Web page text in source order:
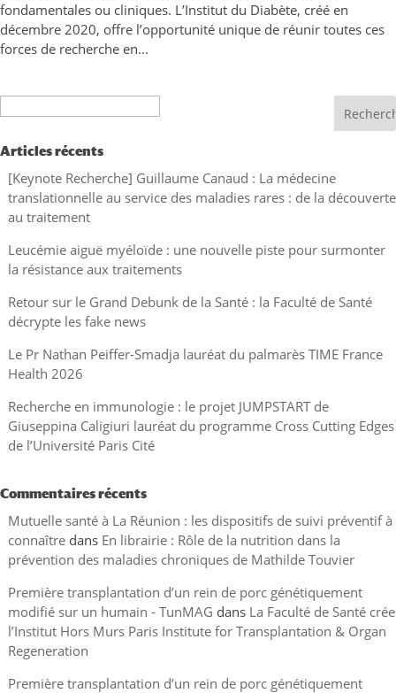
fondamentales ou cliniques. L’Institut du Diabète, créé en
décembre 2020, offre l’opportunité unique de réunir toutes ces
forces de recherche en...
Articles récents
[Keynote Recherche] Guillaume Canaud : La médecine
translationnelle au service des maladies rares : de la découverte
au traitement
Leucémie aiguë myéloïde : une nouvelle piste pour surmonter
la résistance aux traitements
Retour sur le Grand Debunk de la Santé : la Faculté de Santé
décrypte les fake news
Le Pr Nathan Peiffer-Smadja lauréat du palmarès TIME France
Health 2026
Recherche en immunologie : le projet JUMPSTART de
Giuseppina Caligiuri lauréat du programme Cross Cutting Edges
de l’Université Paris Cité
Commentaires récents
Mutuelle santé à La Réunion : les dispositifs de suivi préventif à
connaîtredans En librairie : Rôle de la nutrition dans la
prévention des maladies chroniques de Mathilde Touvier
Première transplantation d’un rein de porc génétiquement
modifié sur un humain - TunMAG dans La Faculté de Santé crée
l’Institut Hors Murs Paris Institute for Transplantation & Organ
Regeneration
Première transplantation d’un rein de porc génétiquement